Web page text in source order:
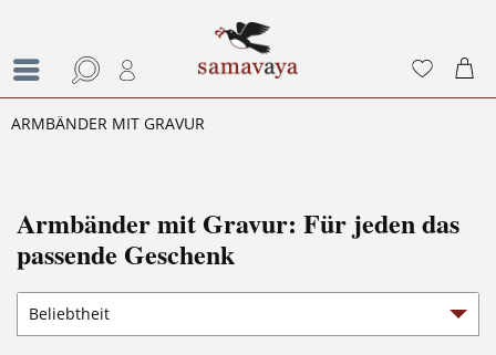
ARMBÄNDER MIT GRAVUR
Armbänder mit Gravur: Für jeden das
passende Geschenk